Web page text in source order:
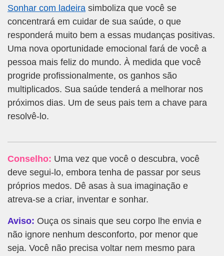
Sonhar com ladeira simboliza que você se
concentrará em cuidar de sua saúde, o que
responderá muito bem a essas mudanças positivas.
Uma nova oportunidade emocional fará de você a
pessoa mais feliz do mundo. À medida que você
progride profissionalmente, os ganhos são
multiplicados. Sua saúde tenderá a melhorar nos
próximos dias. Um de seus pais tem a chave para
resolvê-lo.
Conselho: Uma vez que você o descubra, você
deve segui-lo, embora tenha de passar por seus
próprios medos. Dê asas à sua imaginação e
atreva-se a criar, inventar e sonhar.
Aviso: Ouça os sinais que seu corpo lhe envia e
não ignore nenhum desconforto, por menor que
seja. Você não precisa voltar nem mesmo para